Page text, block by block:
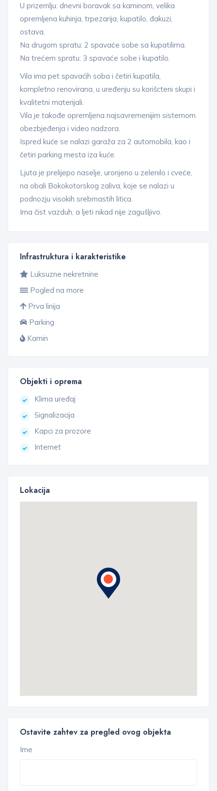
U prizemlju: dnevni boravak sa kaminom, velika
opremljena kuhinja, trpezarija, kupatilo, đakuzi,
ostava.
Na drugom spratu: 2 spavaće sobe sa kupatilima.
Na trećem spratu: 3 spavaće sobe i kupatilo.
Vila ima pet spavaćih soba i četiri kupatila,
kompletno renovirana, u uređenju su korišcteni skupi i
kvalitetni materijali.
Vila je takođe opremljena najsavremenijim sistemom
obezbjeđenja i video nadzora.
Ispred kuće se nalazi garaža za 2 automobila, kao i
četiri parking mesta iza kuće.
Ljuta je prelijepo naselje, uronjeno u zelenilo i cveće,
na obali Bokokotorskog zaliva, koje se nalazi u
podnozju visokih srebrnastih litica.
Ima čist vazduh, a ljeti nikad nije zagušljivo.
Infrastruktura i karakteristike
Luksuzne nekretnine
Pogled na more
Prva linija
Parking
Kamin
Objekti i oprema
Klima uređaj
Signalizacija
Kapci za prozore
Internet
Lokacija
Ostavite zahtev za pregled ovog objekta
Ime